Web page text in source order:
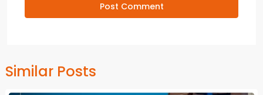
Similar Posts